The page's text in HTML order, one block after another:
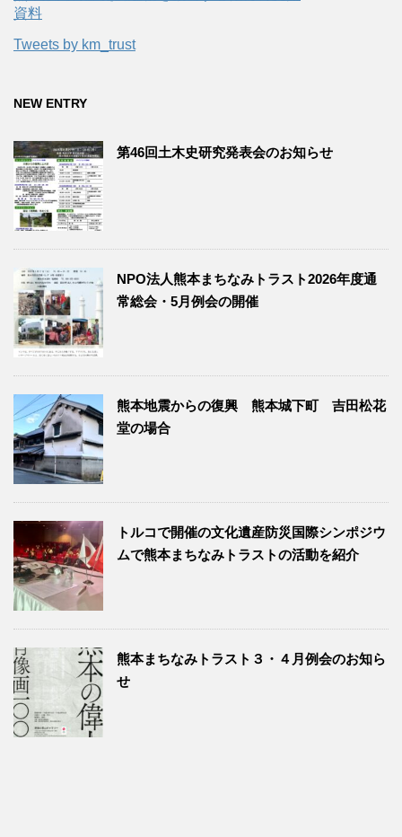
資料
Tweets by km_trust
NEW ENTRY
第46回土木史研究発表会のお知らせ
NPO法人熊本まちなみトラスト2026年度通
常総会・5月例会の開催
熊本地震からの復興 熊本城下町 吉田松花
堂の場合
トルコで開催の文化遺産防災国際シンポジウ
ムで熊本まちなみトラストの活動を紹介
熊本まちなみトラスト３・４月例会のお知ら
せ